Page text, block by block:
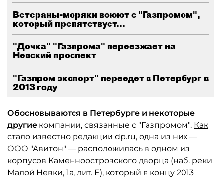
Ветераны-моряки воюют с "Газпромом",
который препятствует...
"Дочка" "Газпрома" переезжает на
Невский проспект
"Газпром экспорт" переедет в Петербург в
2013 году
Обосновываются в Петербурге и некоторые
другие компании, связанные с "Газпромом". Как
стало известно редакции dp.ru, одна из них —
ООО "Авитон" — расположилась в одном из
корпусов Каменноостровского дворца (наб. реки
Малой Невки, 1а, лит. Е), который в концу 2013